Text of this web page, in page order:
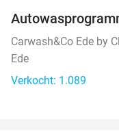
Carwash&Co Ede by
Ede
Verkocht: 1.089